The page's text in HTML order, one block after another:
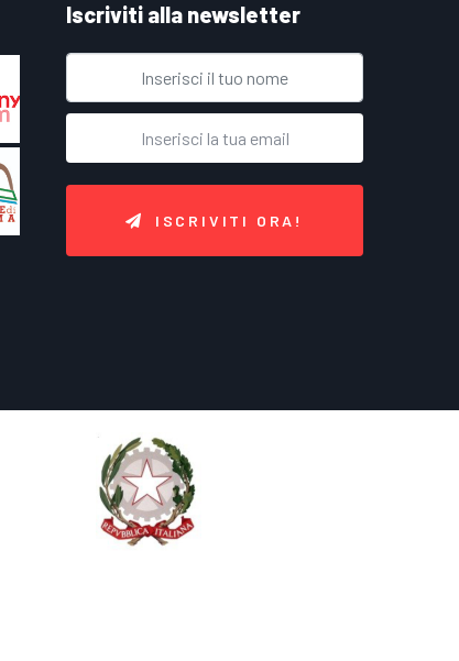
Iscriviti alla newsletter
ISCRIVITI ORA!